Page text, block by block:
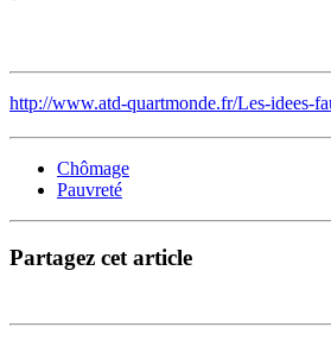
http://www.atd-quartmonde.fr/Les-idees-
Chômage
Pauvreté
Partagez cet article